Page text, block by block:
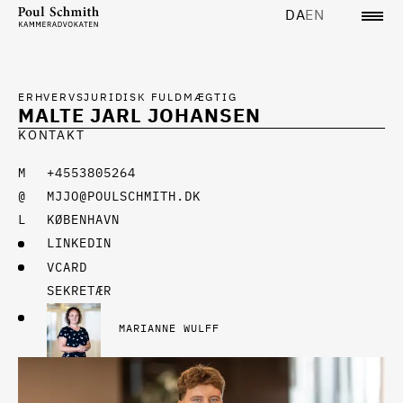
DAEN
MALTE JARL JOHANSEN
ERHVERVSJURIDISK FULDMÆGTIG
KONTAKT
+4553805264
MJJO@POULSCHMITH.DK
KØBENHAVN
LINKEDIN
VCARD
SEKRETÆR
MARIANNE WULFF